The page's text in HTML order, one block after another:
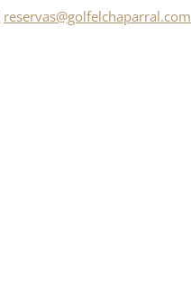
reservas@golfelchaparral.com